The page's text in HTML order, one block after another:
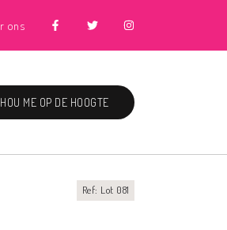
ons
HOU ME OP DE HOOGTE
Ref: Lot 081